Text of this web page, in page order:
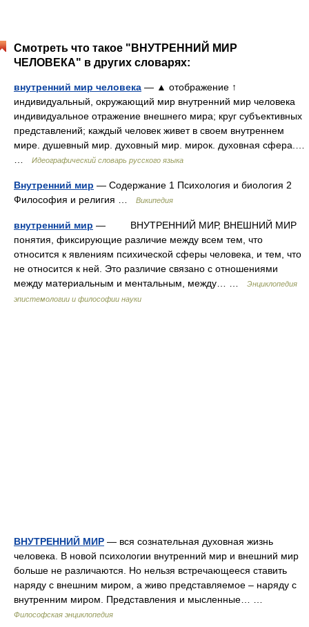
Смотреть что такое "ВНУТРЕННИЙ МИР
ЧЕЛОВЕКА" в других словарях:
внутренний мир человека — ▲ отображение ↑
индивидуальный, окружающий мир внутренний мир человека
индивидуальное отражение внешнего мира; круг субъективных
представлений; каждый человек живет в своем внутреннем
мире. душевный мир. духовный мир. мирок. духовная сфера.…
Идеографический словарь русского языка
Внутренний мир — Содержание 1 Психология и биология 2
Философия и религия …
Википедия
внутренний мир — ВНУТРЕННИЙ МИР, ВНЕШНИЙ МИР
понятия, фиксирующие различие между всем тем, что
относится к явлениям психической сферы человека, и тем, что
не относится к ней. Это различие связано с отношениями
между материальным и ментальным, между… …
Энциклопедия
эпистемологии и философии науки
ВНУТРЕННИЙ МИР — вся сознательная духовная жизнь
человека. В новой психологии внутренний мир и внешний мир
больше не различаются. Но нельзя встречающееся ставить
наряду с внешним миром, а живо представляемое – наряду с
внутренним миром. Представления и мысленные… …
Философская энциклопедия